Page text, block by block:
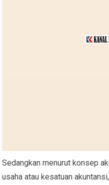
Sedangkan menurut konsep
usaha atau kesatuan